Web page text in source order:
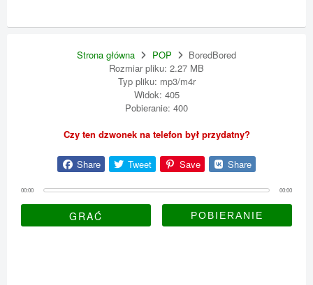
Strona główna POP
BoredBored
Rozmiar pliku: 2.27 MB
Typ pliku: mp3/m4r
Widok: 405
Pobieranie: 400
Czy ten dzwonek na telefon był przydatny?
Share Tweet Save Share
00:00 00:00
GRAĆ